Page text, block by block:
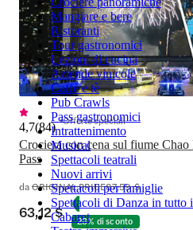
Mangiare e bere
Ristoranti
Tour gastronomici
Lezioni di cucina
Aziende vinicole
Caffè e tè
Pub Crawls
Pass gastronomici
Intrattenimento
Musical
Spettacoli teatrali
Nuovi arrivi
Spettacoli per famiglie
Spettacoli di Danza in tutto
Cabaret
Crociera con cena sul fiume
Pass
4,7(84) Offerte speciali
daORIGINAL PRICE87,59 $
63,12 $ 28% di sconto